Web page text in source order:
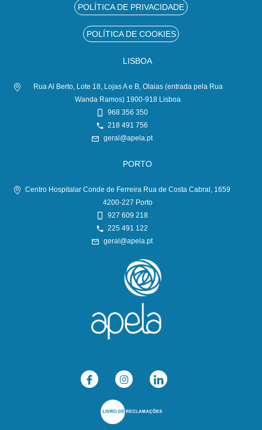
POLÍTICA DE PRIVACIDADE
POLÍTICA DE COOKIES
LISBOA
Rua Al Berto, Lote 18, Lojas A e B, Olaias (entrada pela Rua
Wanda Ramos) 1900-918 Lisboa
968 356 350
218 491 756
geral@apela.pt
PORTO
Centro Hospitalar Conde de Ferreira Rua de Costa Cabral, 1659
4200-227 Porto
927 609 218
225 491 122
geral@apela.pt